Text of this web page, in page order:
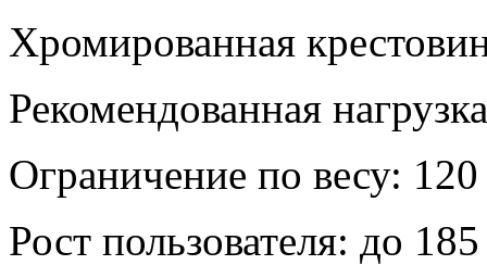
Хромированная
Рекомендованная
Ограничение по весу: 120
Рост пользователя: до